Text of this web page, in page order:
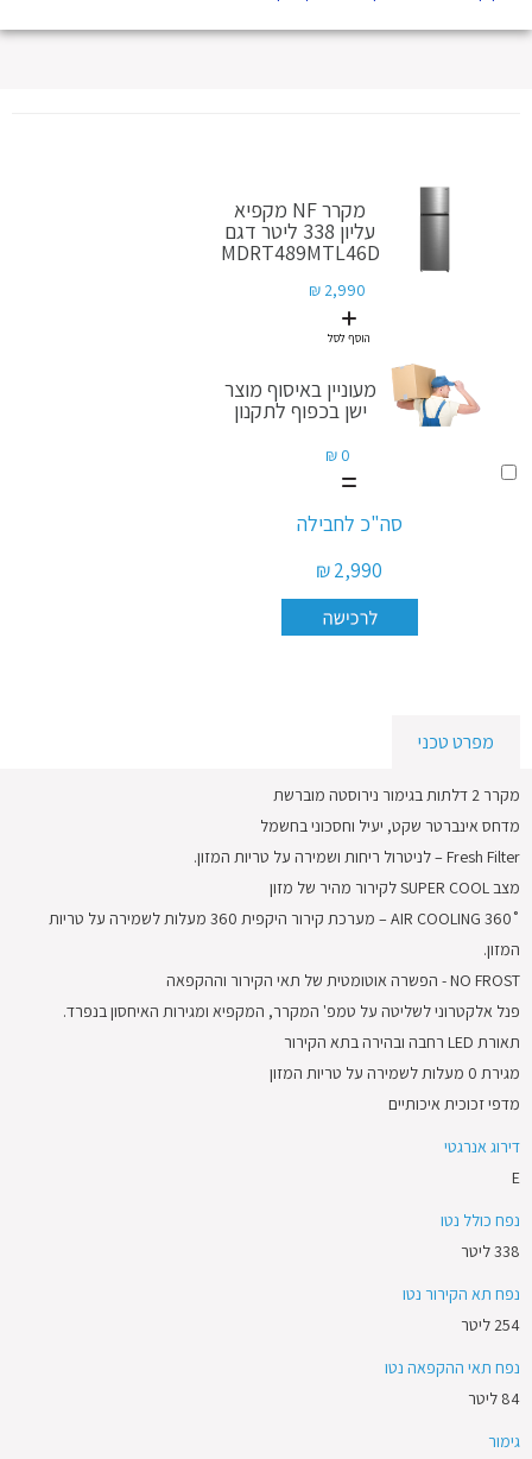
מקרר NF מקפיא
עליון 338 ליטר דגם
MDRT489MTL46D
2,990 ₪
הוסף לסל
מעוניין באיסוף מוצר
ישן בכפוף לתקנון
0 ₪
הוסף
סה"כ לחבילה
2,990 ₪
מפרט טכני
מקרר 2 דלתות בגימור נירוסטה מוברשת
מדחס אינברטר שקט, יעיל וחסכוני בחשמל
Fresh Filter – לניטרול ריחות ושמירה על טריות המזון.
מצב SUPER COOL לקירור מהיר של מזון
˚AIR COOLING 360 – מערכת קירור היקפית 360 מעלות לשמירה על טריות
המזון.
NO FROST - הפשרה אוטומטית של תאי הקירור וההקפאה
פנל אלקטרוני לשליטה על טמפ' המקרר, המקפיא ומגירות האיחסון בנפרד.
תאורת LED רחבה ובהירה בתא הקירור
מגירת 0 מעלות לשמירה על טריות המזון
מדפי זכוכית איכותיים
דירוג אנרגטי
E
נפח כולל נטו
338 ליטר
נפח תא הקירור נטו
254 ליטר
נפח תאי ההקפאה נטו
84 ליטר
גימור